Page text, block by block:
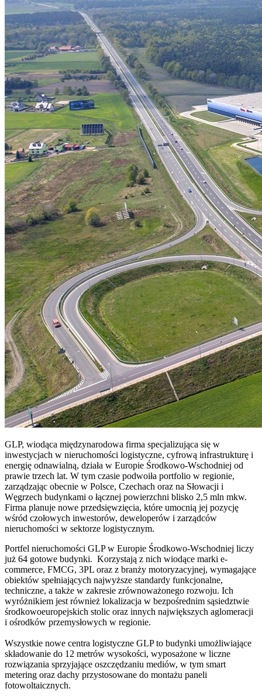
GLP, wiodąca międzynarodowa firma specjalizująca się w
inwestycjach w nieruchomości logistyczne, cyfrową infrastrukturę i
energię odnawialną, działa w Europie Środkowo-Wschodniej od
prawie trzech lat. W tym czasie podwoiła portfolio w regionie,
zarządzając obecnie w Polsce, Czechach oraz na Słowacji i
Węgrzech budynkami o łącznej powierzchni blisko 2,5 mln mkw.
Firma planuje nowe przedsięwzięcia, które umocnią jej pozycję
wśród czołowych inwestorów, deweloperów i zarządców
nieruchomości w sektorze logistycznym.
Portfel nieruchomości GLP w Europie Środkowo-Wschodniej liczy
już 64 gotowe budynki. Korzystają z nich wiodące marki e-
commerce, FMCG, 3PL oraz z branży motoryzacyjnej, wymagające
obiektów spełniających najwyższe standardy funkcjonalne,
techniczne, a także w zakresie zrównoważonego rozwoju. Ich
wyróżnikiem jest również lokalizacja w bezpośrednim sąsiedztwie
środkowoeuropejskich stolic oraz innych największych aglomeracji
i ośrodków przemysłowych w regionie.
Wszystkie nowe centra logistyczne GLP to budynki umożliwiające
składowanie do 12 metrów wysokości, wyposażone w liczne
rozwiązania sprzyjające oszczędzaniu mediów, w tym smart
metering oraz dachy przystosowane do montażu paneli
fotowoltaicznych.